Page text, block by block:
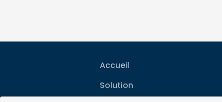
Accueil
Solution